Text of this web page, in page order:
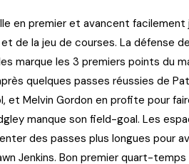
en premier et avancent facilement
de la jeu de courses. La défense
marque les 3 premiers points du
quelques passes réussies de
et Melvin Gordon en profite pour
manque son field-goal. Les
des passes plus longues pour
Jenkins. Bon premier quart-temps